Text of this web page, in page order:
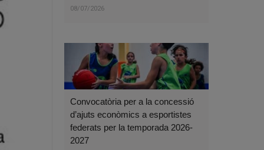
08/07/2026
Convocatòria per a la concessió
d’ajuts econòmics a esportistes
federats per la temporada 2026-
2027